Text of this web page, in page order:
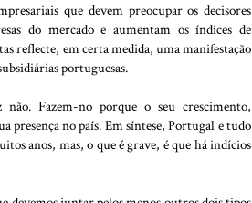
que devem preocupar os decisores
do mercado e aumentam os índices de
reflecte, em certa medida, uma manifestação
portuguesas.
não. Fazem-no porque o seu crescimento,
presença no país. Em síntese, Portugal e tudo
anos, mas, o que é grave, é que há indícios